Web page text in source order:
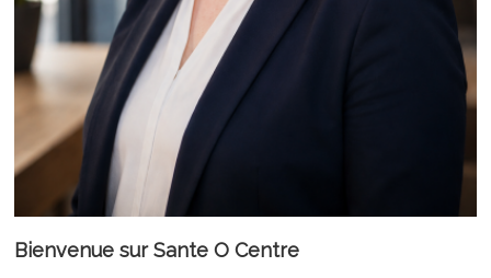
Bienvenue sur Sante O Centre